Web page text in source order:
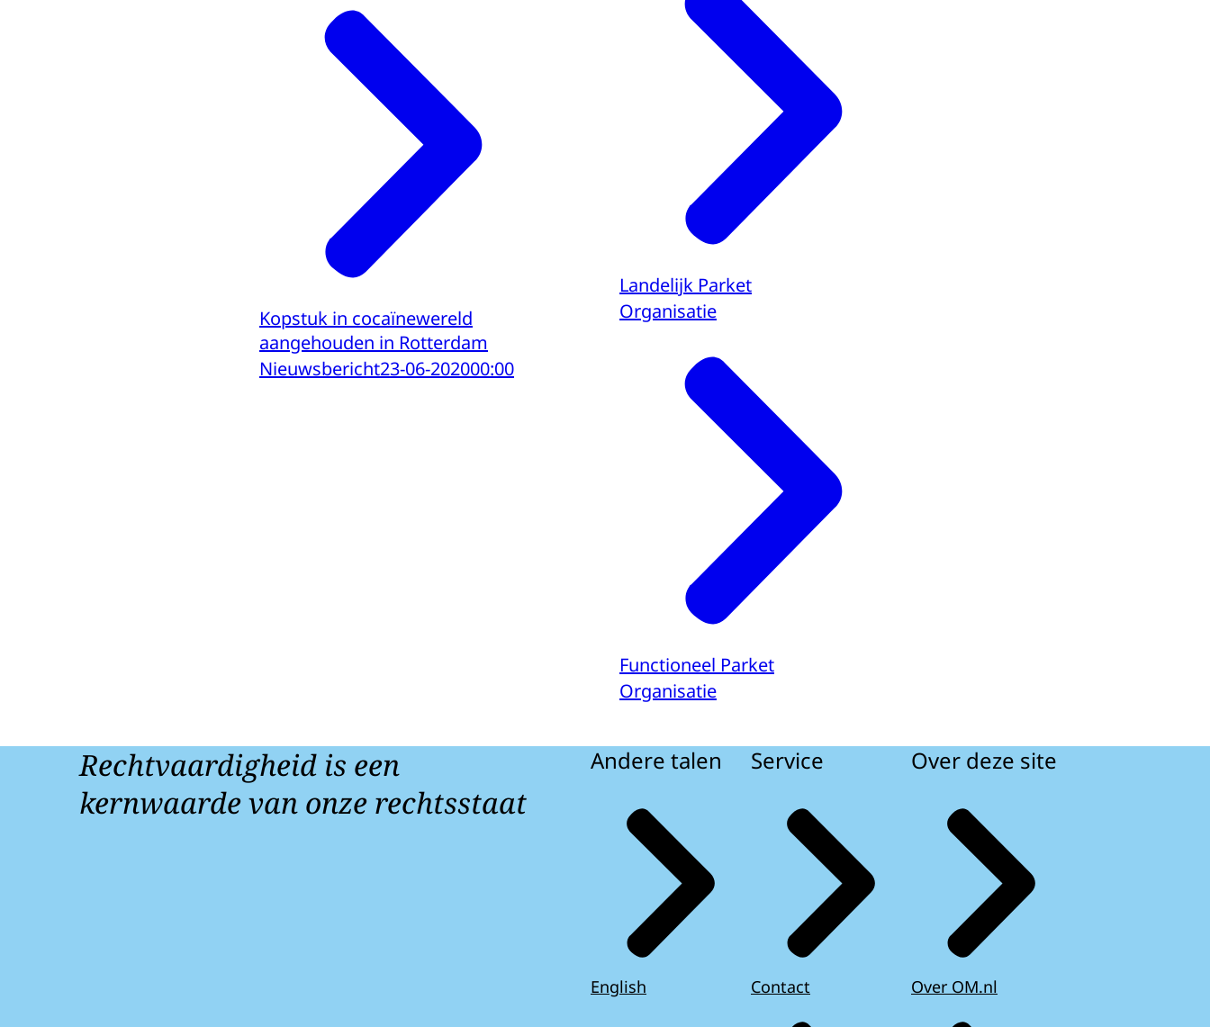
Kopstuk in cocaïnewereld
aangehouden in Rotterdam
Nieuwsbericht23-06-202000:00
Landelijk Parket
Organisatie
Functioneel Parket
Organisatie
Rechtvaardigheid is een
kernwaarde van onze rechtsstaat
Andere talen
English
Service
Contact
Over deze site
Over OM.nl